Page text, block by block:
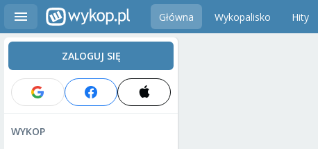
Główna Wykopalisko Hity
ZALOGUJ SIĘ
WYKOP